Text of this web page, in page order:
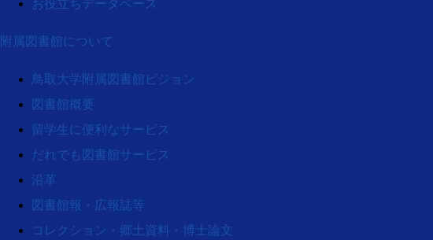
お役立ちデータベース
附属図書館について
鳥取大学附属図書館ビジョン
図書館概要
留学生に便利なサービス
だれでも図書館サービス
沿革
図書館報・広報誌等
コレクション・郷土資料・博士論文